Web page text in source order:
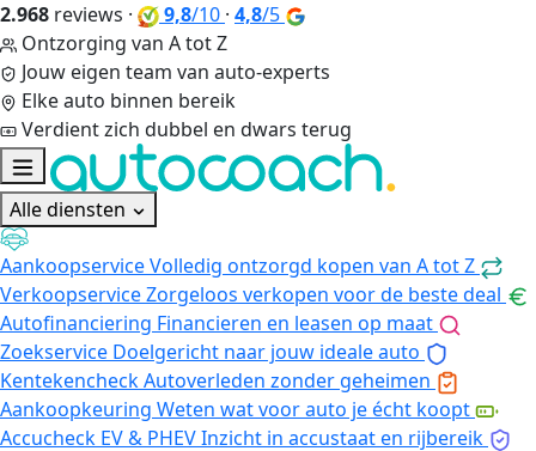
2.968 reviews · 9,8/10 · 4,8/5
Ontzorging van A tot Z
Jouw eigen team van auto-experts
Elke auto binnen bereik
Verdient zich dubbel en dwars terug
Alle diensten
AankoopserviceVolledig ontzorgd kopen van A tot Z
VerkoopserviceZorgeloos verkopen voor de beste deal
Autofinanciering Financieren en leasen op maat
Zoekservice Doelgericht naar jouw ideale auto
KentekencheckAutoverleden zonder geheimen
Aankoopkeuring Weten wat voor auto je écht koopt
Accucheck EV & PHEVInzicht in accustaat en rijbereik